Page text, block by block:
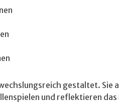
gestaltet. Sie
und reflektieren